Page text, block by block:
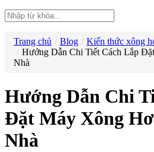
Trang chủ Blog
Kiến thức xông
Hướng Dẫn Chi Tiết Cách Lắp
Nhà
Hướng Dẫn Chi
Đặt Máy Xông
Nhà